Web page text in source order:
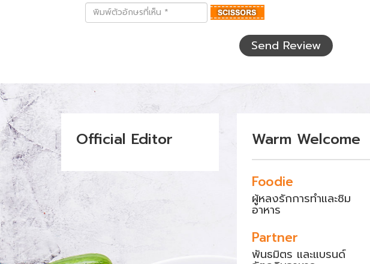
พิมพ์
ตัว
Send Review
Official Editor Warm Welcome
Foodie
ผู้หลงรักการทำและชิม
อาหาร
Partner
พันธมิตร และแบรนด์